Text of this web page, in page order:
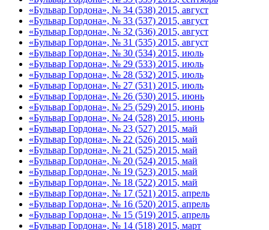
«Бульвар Гордона», № 34 (538) 2015, август
«Бульвар Гордона», № 33 (537) 2015, август
«Бульвар Гордона», № 32 (536) 2015, август
«Бульвар Гордона», № 31 (535) 2015, август
«Бульвар Гордона», № 30 (534) 2015, июль
«Бульвар Гордона», № 29 (533) 2015, июль
«Бульвар Гордона», № 28 (532) 2015, июль
«Бульвар Гордона», № 27 (531) 2015, июль
«Бульвар Гордона», № 26 (530) 2015, июнь
«Бульвар Гордона», № 25 (529) 2015, июнь
«Бульвар Гордона», № 24 (528) 2015, июнь
«Бульвар Гордона», № 23 (527) 2015, май
«Бульвар Гордона», № 22 (526) 2015, май
«Бульвар Гордона», № 21 (525) 2015, май
«Бульвар Гордона», № 20 (524) 2015, май
«Бульвар Гордона», № 19 (523) 2015, май
«Бульвар Гордона», № 18 (522) 2015, май
«Бульвар Гордона», № 17 (521) 2015, апрель
«Бульвар Гордона», № 16 (520) 2015, апрель
«Бульвар Гордона», № 15 (519) 2015, апрель
«Бульвар Гордона», № 14 (518) 2015, март